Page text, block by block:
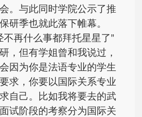
。与此同时学院公示了推
研季也就此落下帷幕。
不再什么事都拜托星星了”
，但有学姐曾和我说过，
因为你是法语专业的学生
求，你要以国际关系专业
自己。比如我将要去的武
试阶段的考察分为国际关